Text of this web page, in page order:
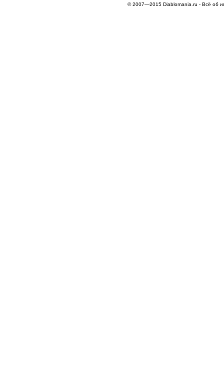
© 2007—2015 Diablomania.ru - Всё об